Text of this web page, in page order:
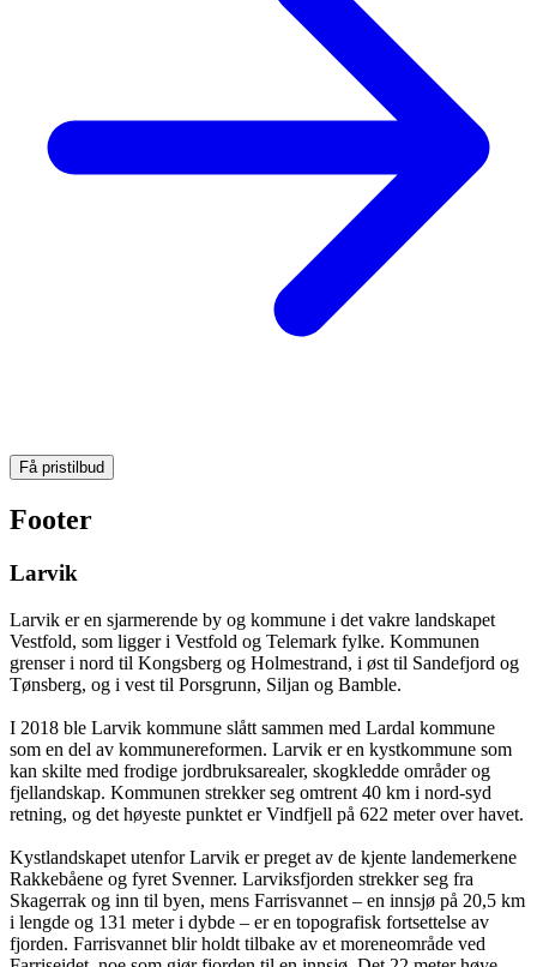
Få pristilbud
Footer
Larvik
Larvik er en sjarmerende by og kommune i det vakre landskapet
Vestfold, som ligger i Vestfold og Telemark fylke. Kommunen
grenser i nord til Kongsberg og Holmestrand, i øst til Sandefjord og
Tønsberg, og i vest til Porsgrunn, Siljan og Bamble.
I 2018 ble Larvik kommune slått sammen med Lardal kommune
som en del av kommunereformen. Larvik er en kystkommune som
kan skilte med frodige jordbruksarealer, skogkledde områder og
fjellandskap. Kommunen strekker seg omtrent 40 km i nord-syd
retning, og det høyeste punktet er Vindfjell på 622 meter over havet.
Kystlandskapet utenfor Larvik er preget av de kjente landemerkene
Rakkebåene og fyret Svenner. Larviksfjorden strekker seg fra
Skagerrak og inn til byen, mens Farrisvannet – en innsjø på 20,5 km
i lengde og 131 meter i dybde – er en topografisk fortsettelse av
fjorden. Farrisvannet blir holdt tilbake av et moreneområde ved